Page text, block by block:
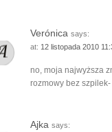
Verónica says:
at: 12 listopada 2010
no, moja najwyższa
rozmowy bez szpilek-
Ajka says: